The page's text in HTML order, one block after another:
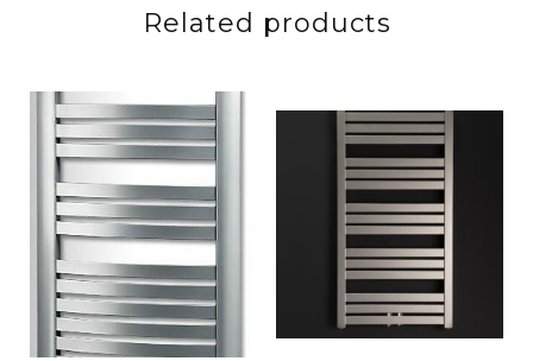
Related products